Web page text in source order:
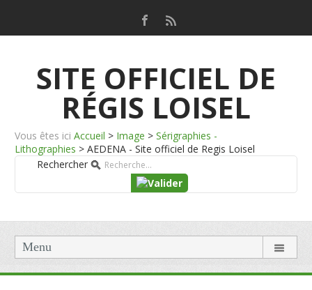
SITE OFFICIEL DE
RÉGIS LOISEL
Vous êtes ici Accueil > Image > Sérigraphies -
Lithographies > AEDENA - Site officiel de Regis Loisel
Rechercher
Menu